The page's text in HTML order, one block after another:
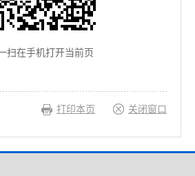
扫在手机打开当前页
打印本页 关闭窗口